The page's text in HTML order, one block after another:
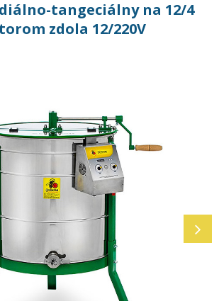
tangeciálny na 12/4
zdola 12/220V